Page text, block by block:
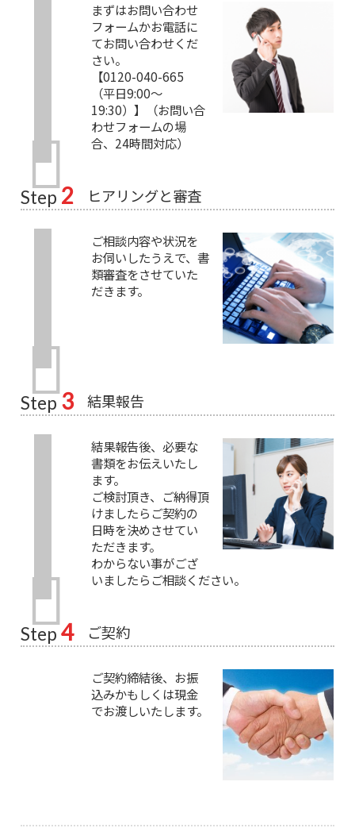
まずはお問い合わせ
フォームかお電話に
てお問い合わせくだ
さい。
【0120-040-665
（平日9:00～
19:30）】（お問い合
わせフォームの場
合、24時間対応）
Step 2 ヒアリングと審査
ご相談内容や状況を
お伺いしたうえで、書
類審査をさせていた
だきます。
Step 3 結果報告
結果報告後、必要な
書類をお伝えいたし
ます。
ご検討頂き、ご納得頂
けましたらご契約の
日時を決めさせてい
ただきます。
わからない事がござ
いましたらご相談ください。
Step 4 ご契約
ご契約締結後、お振
込みかもしくは現金
でお渡しいたします。